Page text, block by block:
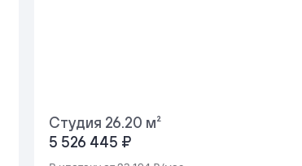
Студия 26.20 м²
5 526 445 ₽